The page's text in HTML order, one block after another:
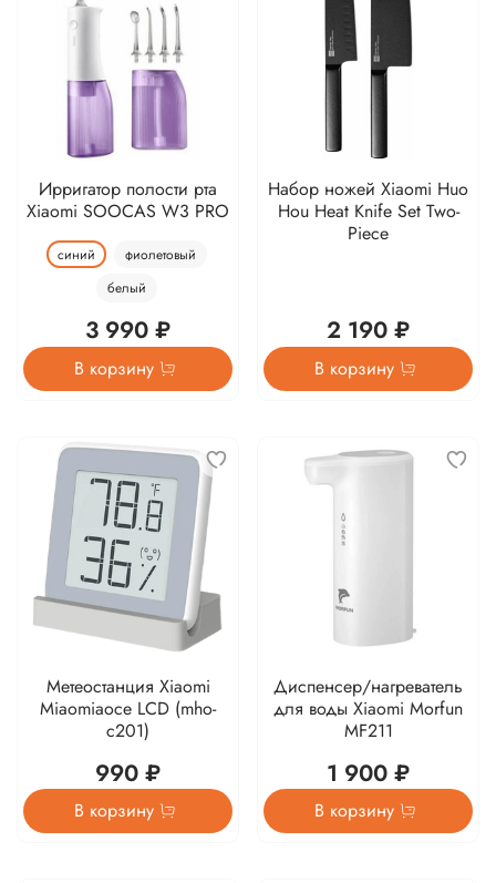
Ирригатор полости рта
Xiaomi SOOCAS W3 PRO
синий
фиолетовый
белый
3 990 ₽
В корзину
Набор ножей Xiaomi Huo
Hou Heat Knife Set Two-
Piece
2 190 ₽
В корзину
Метеостанция Xiaomi
Miaomiaoce LCD (mho-
c201)
990 ₽
В корзину
Диспенсер/нагреватель
для воды Xiaomi Morfun
MF211
1 900 ₽
В корзину